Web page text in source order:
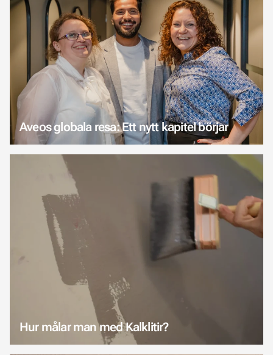
Aveos globala resa: Ett nytt kapitel börjar
Hur målar man med Kalklitir?